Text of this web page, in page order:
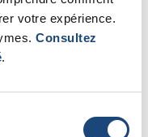
votre expérience.
Consultez
.
22
2021-03-